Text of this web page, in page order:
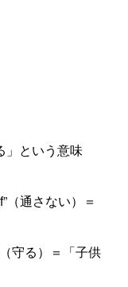
」という意味
（通さない）＝
守る）＝「子供